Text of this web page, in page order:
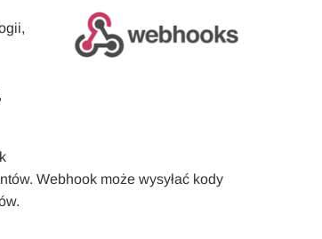
Webhook może wysyłać kody